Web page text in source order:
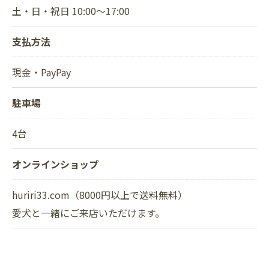
土・日・祝日 10:00〜17:00
支払方法
現金・PayPay
駐車場
4台
オンラインショップ
huriri33.com（8000円以上で送料無料）
愛犬と一緒にご来店いただけます。